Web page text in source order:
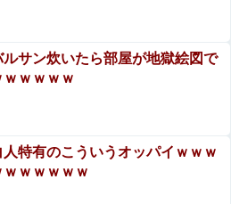
ルサン炊いたら部屋が地獄絵図で
ｗｗｗｗ
人特有のこういうオッパイｗｗｗ
ｗｗｗｗｗ